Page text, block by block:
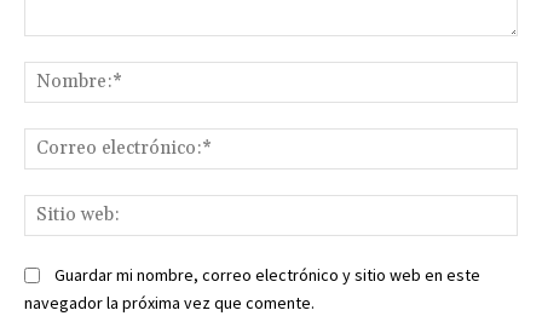
Guardar mi nombre, correo electrónico y sitio web en este
navegador la próxima vez que comente.